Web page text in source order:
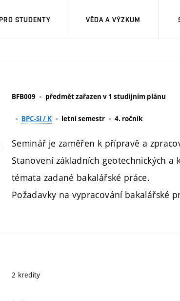
STUDENTY VĚDA A VÝZKUM
BFB009 předmět zařazen v 1 studijním plánu
BPC-SI / K letní semestr 4. ročník
Seminář je zaměřen k přípravě a
Stanovení základních geotechnických
témata zadané bakalářské práce.
Požadavky na vypracování bakalářské
2 kredity